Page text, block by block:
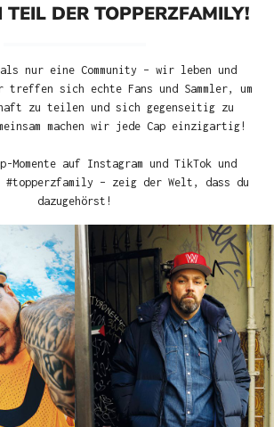
TEIL DER TOPPERZFAMILY!
nur eine Community – wir leben und
treffen sich echte Fans und Sammler, um
zu teilen und sich gegenseitig zu
machen wir jede Cap einzigartig!
Momente auf Instagram und TikTok und
#topperzfamily – zeig der Welt, dass du
dazugehörst!